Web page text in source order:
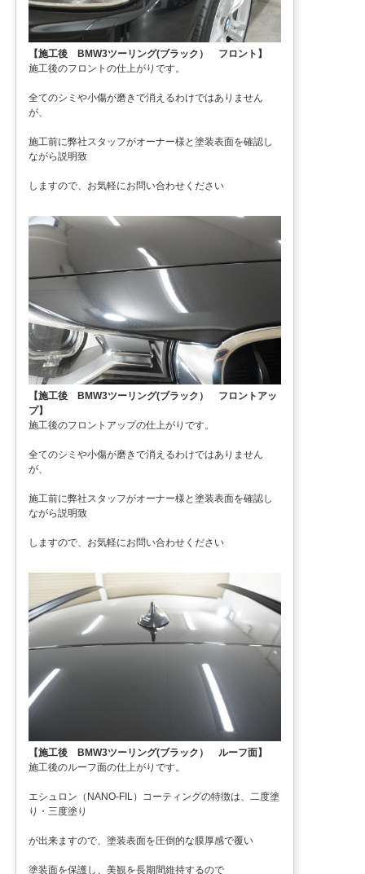
【施工後 BMW3ツーリング(ブラック） フロント】
施工後のフロントの仕上がりです。
全てのシミや小傷が磨きで消えるわけではありません
が、
施工前に弊社スタッフがオーナー様と塗装表面を確認し
ながら説明致
しますので、お気軽にお問い合わせください
【施工後 BMW3ツーリング(ブラック） フロントアッ
プ】
施工後のフロントアップの仕上がりです。
全てのシミや小傷が磨きで消えるわけではありません
が、
施工前に弊社スタッフがオーナー様と塗装表面を確認し
ながら説明致
しますので、お気軽にお問い合わせください
【施工後 BMW3ツーリング(ブラック） ルーフ面】
施工後のルーフ面の仕上がりです。
エシュロン（NANO-FIL）コーティングの特徴は、二度塗
り・三度塗り
が出来ますので、塗装表面を圧倒的な膜厚感で覆い
塗装面を保護し、美観を長期間維持するので